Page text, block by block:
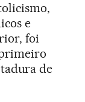
e
foi
de